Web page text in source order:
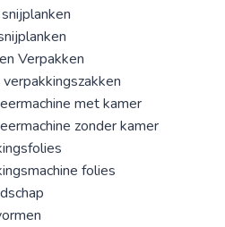
Verpakken
verpakkingszakken
met kamer
zonder kamer
folies